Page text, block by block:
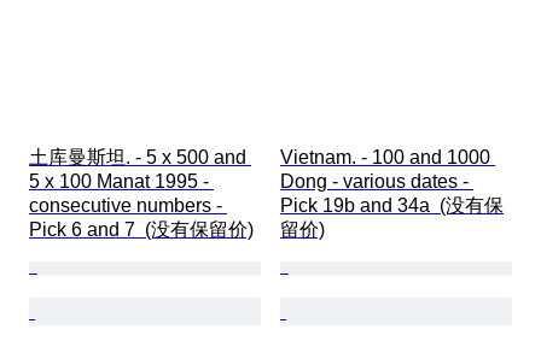
土库曼斯坦. - 5 x 500 and
5 x 100 Manat 1995 -
consecutive numbers -
Pick 6 and 7  (没有保留价)
Vietnam. - 100 and 1000
Dong - various dates -
Pick 19b and 34a  (没有保
留价)